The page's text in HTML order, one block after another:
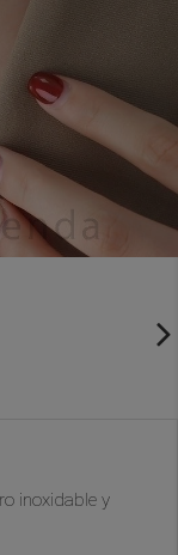
inoxidable y